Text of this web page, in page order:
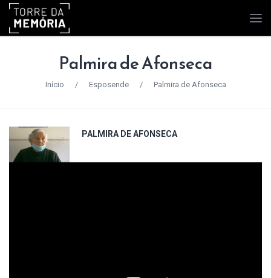
Palmira de Afonseca
Início / Esposende / Palmira de Afonseca
PALMIRA DE AFONSECA